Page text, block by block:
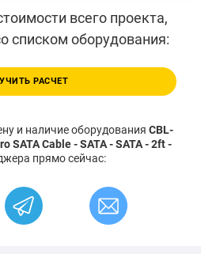
всего проекта,
списком оборудования:
РАСЧЕТ
и наличие оборудования CBL-
SATA Cable - SATA - SATA - 2ft -
прямо сейчас: